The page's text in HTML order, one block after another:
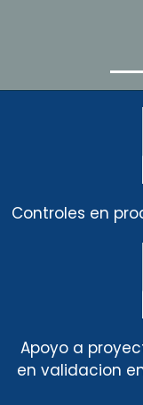
Controles en
Apoyo a
en validacion